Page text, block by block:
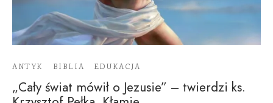
ANTYK BIBLIA EDUKACJA
„Cały świat mówił o Jezusie” – twierdzi ks.